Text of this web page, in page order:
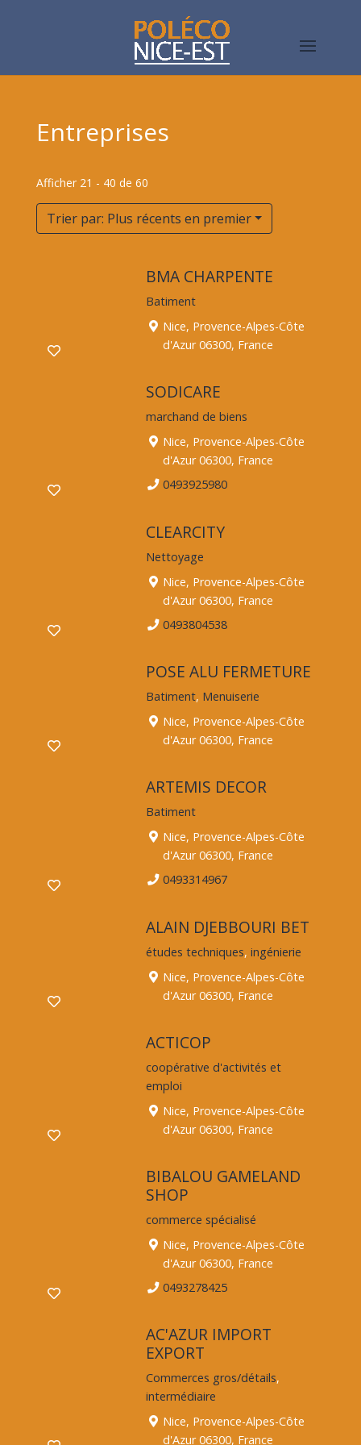
Entreprises
Afficher 21 - 40 de 60
Trier par: Plus récents en premier
BMA CHARPENTE
Batiment
Nice, Provence-Alpes-Côte
d'Azur 06300, France
SODICARE
marchand de biens
Nice, Provence-Alpes-Côte
d'Azur 06300, France
0493925980
CLEARCITY
Nettoyage
Nice, Provence-Alpes-Côte
d'Azur 06300, France
0493804538
POSE ALU FERMETURE
Batiment, Menuiserie
Nice, Provence-Alpes-Côte
d'Azur 06300, France
ARTEMIS DECOR
Batiment
Nice, Provence-Alpes-Côte
d'Azur 06300, France
0493314967
ALAIN DJEBBOURI BET
études techniques, ingénierie
Nice, Provence-Alpes-Côte
d'Azur 06300, France
ACTICOP
coopérative d'activités et
emploi
Nice, Provence-Alpes-Côte
d'Azur 06300, France
BIBALOU GAMELAND
SHOP
commerce spécialisé
Nice, Provence-Alpes-Côte
d'Azur 06300, France
0493278425
AC'AZUR IMPORT
EXPORT
Commerces gros/détails,
intermédiaire
Nice, Provence-Alpes-Côte
d'Azur 06300, France